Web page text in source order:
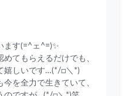
ます(=^ェ^=)✨
てもらえるだけでも、
嬉しいです…(*/□＼*)
を全力で生きていて、